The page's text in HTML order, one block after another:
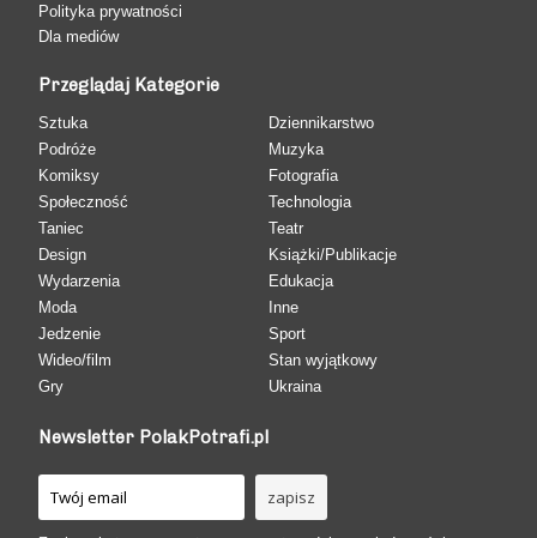
Polityka prywatności
Dla mediów
Przeglądaj Kategorie
Sztuka
Podróże
Komiksy
Społeczność
Taniec
Design
Wydarzenia
Moda
Jedzenie
Wideo/film
Gry
Dziennikarstwo
Muzyka
Fotografia
Technologia
Teatr
Książki/Publikacje
Edukacja
Inne
Sport
Stan wyjątkowy
Ukraina
Newsletter PolakPotrafi.pl